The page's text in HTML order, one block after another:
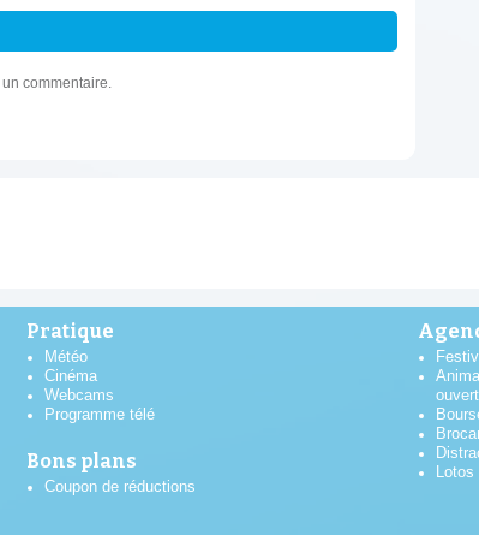
commentaire.
Pratique
Météo
Cinéma
Webcams
Programme télé
Bons plans
Coupon de réductions
Lotos